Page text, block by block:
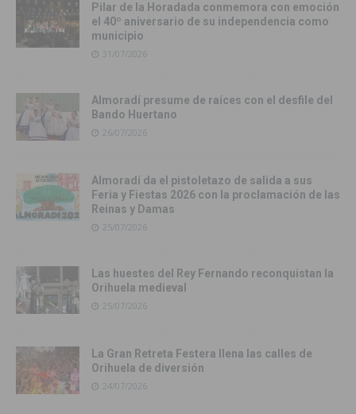
Pilar de la Horadada conmemora con emoción
el 40º aniversario de su independencia como
municipio
31/07/2026
Almoradí presume de raíces con el desfile del
Bando Huertano
26/07/2026
Almoradí da el pistoletazo de salida a sus
Feria y Fiestas 2026 con la proclamación de las
Reinas y Damas
25/07/2026
Las huestes del Rey Fernando reconquistan la
Orihuela medieval
25/07/2026
La Gran Retreta Festera llena las calles de
Orihuela de diversión
24/07/2026